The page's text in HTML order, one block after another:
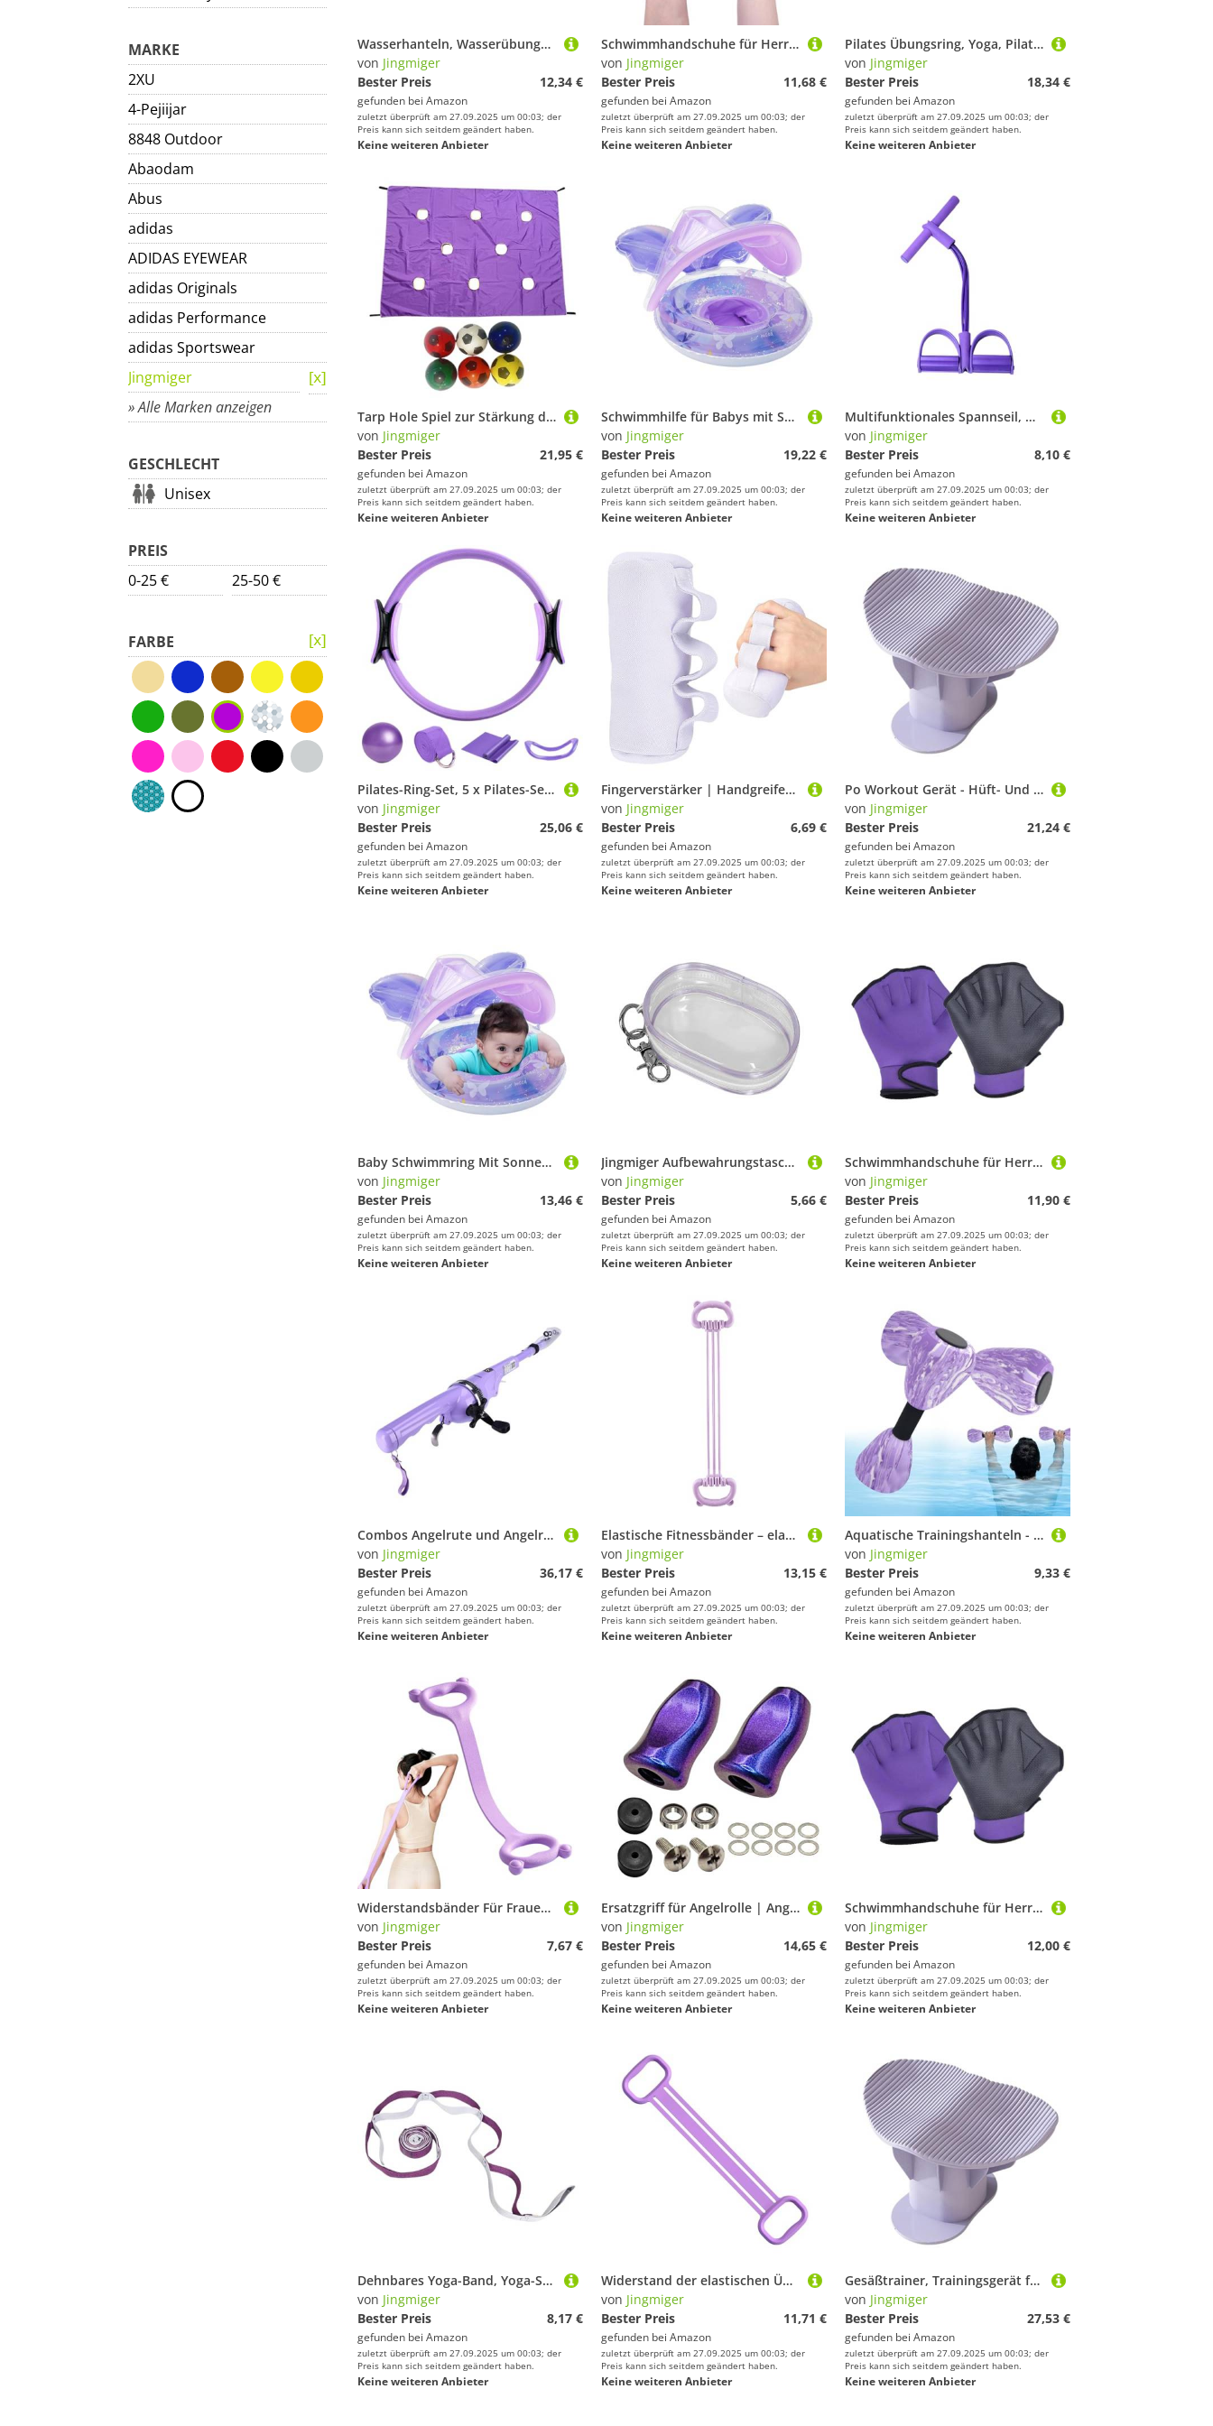
MARKE
2XU
4-Pejiijar
8848 Outdoor
Abaodam
Abus
adidas
ADIDAS EYEWEAR
adidas Originals
adidas Performance
adidas Sportswear
Jingmiger
» Alle Marken anzeigen
GESCHLECHT
Unisex
PREIS
0-25 €
25-50 €
FARBE
Wasserhanteln, Wasserübungshallen, leichte Pool-Übungen, wiederverwendbar, Trainingsgeräte, tragbar, für Männer und Frauen
von Jingmiger
Bester Preis
12,34 €
gefunden bei Amazon
zuletzt überprüft am 27.09.2025 um 00:03; der
Preis kann sich seitdem geändert haben.
Keine weiteren Anbieter
Schwimmhandschuhe für Herren, Tauchausrüstung für Schwimmtraining, Aquatic Fitness Widerstand Wasser Schwimmhandschuhe, für Fitnesstraining
von Jingmiger
Bester Preis
11,68 €
gefunden bei Amazon
zuletzt überprüft am 27.09.2025 um 00:03; der
Preis kann sich seitdem geändert haben.
Keine weiteren Anbieter
Pilates Übungsring, Yoga, Pilates | Widerstand gegen leichten Fitnessring, Pilates Hoop, Zubehör für Yoga Toning
von Jingmiger
Bester Preis
18,34 €
gefunden bei Amazon
zuletzt überprüft am 27.09.2025 um 00:03; der
Preis kann sich seitdem geändert haben.
Keine weiteren Anbieter
Tarp Hole Spiel zur Stärkung des Teamzusammenhalts | Kollaborative Gruppenaktivitäten mit 6 Bällen | Sportherausforderung für Schulveranstaltungen, Parks, Fitnessstudio und Garten
von Jingmiger
Bester Preis
21,95 €
gefunden bei Amazon
zuletzt überprüft am 27.09.2025 um 00:03; der
Preis kann sich seitdem geändert haben.
Keine weiteren Anbieter
Schwimmhilfe für Babys mit Sonnendach | Schwimmring für Babys mit Sonnendach und Sonnenschutz – Schwimmmatte Schmetterling für Wasserstuhl, See, , Garten
von Jingmiger
Bester Preis
19,22 €
gefunden bei Amazon
zuletzt überprüft am 27.09.2025 um 00:03; der
Preis kann sich seitdem geändert haben.
Keine weiteren Anbieter
Multifunktionales Spannseil, Widerstandsbänder, Fitnessband, elastisches Band für Krafttraining, 4 Röhren mit Zugpedal für Knöchel, für Anfänger, Fitnessstudio, Bauchmuskeln, Taille
von Jingmiger
Bester Preis
8,10 €
gefunden bei Amazon
zuletzt überprüft am 27.09.2025 um 00:03; der
Preis kann sich seitdem geändert haben.
Keine weiteren Anbieter
Pilates-Ring-Set, 5 x Pilates-Set für Fitness, Pilates-Ringe, Widerstandsanden für Yoga-Bälle, Heimfitnesszubehör, Stretchgürtel
von Jingmiger
Bester Preis
25,06 €
gefunden bei Amazon
zuletzt überprüft am 27.09.2025 um 00:03; der
Preis kann sich seitdem geändert haben.
Keine weiteren Anbieter
Fingerverstärker | Handgreifer, Fingerverstärker – Trainingsgerät Fitness und Sportausrüstung für Musiker Senioren Kletterer Spieler Boxer
von Jingmiger
Bester Preis
6,69 €
gefunden bei Amazon
zuletzt überprüft am 27.09.2025 um 00:03; der
Preis kann sich seitdem geändert haben.
Keine weiteren Anbieter
Po Workout Gerät - Hüft- Und Poformer | Tragbar Multifunktional Für Fitness Körperformung Zuhause Training
von Jingmiger
Bester Preis
21,24 €
gefunden bei Amazon
zuletzt überprüft am 27.09.2025 um 00:03; der
Preis kann sich seitdem geändert haben.
Keine weiteren Anbieter
Baby Schwimmring Mit Sonnendach | Schwimmhilfe Mit Baby Sonnenschutz - Schmetterlingsform Für Schwimmen See Sommer
von Jingmiger
Bester Preis
13,46 €
gefunden bei Amazon
zuletzt überprüft am 27.09.2025 um 00:03; der
Preis kann sich seitdem geändert haben.
Keine weiteren Anbieter
Jingmiger Aufbewahrungstasche für Datenkabel, kompakte und transparente Aufbewahrungstasche für Kabel, tragbare Aufbewahrungstasche für Datenkabel, transparente Aufbewahrungsbox, violett, Se référer
von Jingmiger
Bester Preis
5,66 €
gefunden bei Amazon
zuletzt überprüft am 27.09.2025 um 00:03; der
Preis kann sich seitdem geändert haben.
Keine weiteren Anbieter
Schwimmhandschuhe für Herren, Tauchausrüstung für Schwimmtraining, Aquatic Fitness Widerstand Wasser Schwimmhandschuhe, für Fitnesstraining
von Jingmiger
Bester Preis
11,90 €
gefunden bei Amazon
zuletzt überprüft am 27.09.2025 um 00:03; der
Preis kann sich seitdem geändert haben.
Keine weiteren Anbieter
Combos Angelrute und Angelrolle, Reiseangelrute | Angelrute klein mit Tasche und Rolle, Maschinen und Angelausrüstung, Meeresangelrute für das Meeresangeln
von Jingmiger
Bester Preis
36,17 €
gefunden bei Amazon
zuletzt überprüft am 27.09.2025 um 00:03; der
Preis kann sich seitdem geändert haben.
Keine weiteren Anbieter
Elastische Fitnessbänder – elastische Bänder zur Stärkung des Rückens | Fitnessgerät, leicht, rutschfest, für Verbesserung der Gesundheit und Stärkung der Muskulatur
von Jingmiger
Bester Preis
13,15 €
gefunden bei Amazon
zuletzt überprüft am 27.09.2025 um 00:03; der
Preis kann sich seitdem geändert haben.
Keine weiteren Anbieter
Aquatische Trainingshanteln - Schwimmbad Hanteln Für Wassergymnastik Und Training | Fitnessgeräte Für Muskelformung Indoor Und Outdoor
von Jingmiger
Bester Preis
9,33 €
gefunden bei Amazon
zuletzt überprüft am 27.09.2025 um 00:03; der
Preis kann sich seitdem geändert haben.
Keine weiteren Anbieter
Widerstandsbänder Für Frauen - Achtform Stretchbänder Für Frauen - Rückentraining Elastische Bänder Dehnbänder Für Körperreha Yoga Schulter Arm Bein Kraft - Für Schulter Arme Beine Brustkörper Männer
von Jingmiger
Bester Preis
7,67 €
gefunden bei Amazon
zuletzt überprüft am 27.09.2025 um 00:03; der
Preis kann sich seitdem geändert haben.
Keine weiteren Anbieter
Ersatzgriff für Angelrolle | Angelrollengriff – ergonomische Hülsen für Anfänger, Reparatur, Herren, Frauen, Werfen
von Jingmiger
Bester Preis
14,65 €
gefunden bei Amazon
zuletzt überprüft am 27.09.2025 um 00:03; der
Preis kann sich seitdem geändert haben.
Keine weiteren Anbieter
Schwimmhandschuhe für Herren, Tauchausrüstung für Schwimmtraining, Aquatic Fitness Widerstand Wasser Schwimmhandschuhe, für Fitnesstraining
von Jingmiger
Bester Preis
12,00 €
gefunden bei Amazon
zuletzt überprüft am 27.09.2025 um 00:03; der
Preis kann sich seitdem geändert haben.
Keine weiteren Anbieter
Dehnbares Yoga-Band, Yoga-Stretchband, Beindehnungsgürtel | Widerstandsübungsbänder, Trainingsband, multifunktionales Gymnastikzubehör
von Jingmiger
Bester Preis
8,17 €
gefunden bei Amazon
zuletzt überprüft am 27.09.2025 um 00:03; der
Preis kann sich seitdem geändert haben.
Keine weiteren Anbieter
Widerstand der elastischen Übungsbänder, Stretchbänder für Übungen, elastische Widerstandsbänder aus Silikon | Krafttraining für Handübungen, Zubehör für das Fitnessstudio zu Hause
von Jingmiger
Bester Preis
11,71 €
gefunden bei Amazon
zuletzt überprüft am 27.09.2025 um 00:03; der
Preis kann sich seitdem geändert haben.
Keine weiteren Anbieter
Gesäßtrainer, Trainingsgerät für Gesäß, tragbar, multifunktional, für Frauen, Fitness, Yoga, Skulptur, Zuhause, Büro, Männer
von Jingmiger
Bester Preis
27,53 €
gefunden bei Amazon
zuletzt überprüft am 27.09.2025 um 00:03; der
Preis kann sich seitdem geändert haben.
Keine weiteren Anbieter